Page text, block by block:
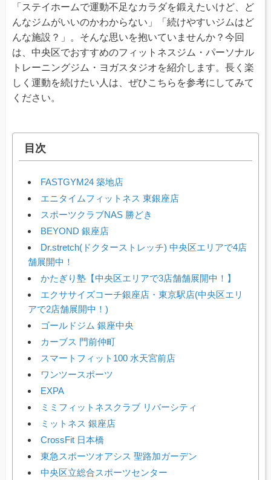
「ステイホームで運動不足なカラダを鍛えたいけど、ど
んなジムがいいのかわからない」「続けやすいジムはど
んな施設？」。そんな思いを抱いていませんか？今回
は、中央区でおすすめのフィットネスジム・パーソナル
トレーニングジム・ヨガスタジオを紹介します。長く楽
しく運動を続けたい人は、ぜひこちらを参考にしてみて
ください。
目次
FASTGYM24 築地店
エニタイムフィットネス 東銀座店
スポーツクラブNAS 勝どき
BEYOND 銀座店
Dr.stretch(ドクターストレッチ) 中央区エリアで4店
舗展開中！
かたぎり塾【中央区エリアで3店舗舗展開中！】
エクササイズコーチ銀座店・東京駅店(中央区エリ
アで2店舗展開中！)
ゴールドジム 銀座中央
カーブス 門前仲町
スマートフィット100 水天宮前店
ワンツースポーツ
EXPA
ミミフィットネスクラブ リバーシティ
ミットネス 銀座店
CrossFit 日本橋
東急スポーツオアシス 聖路加ガーデン
中央区立総合スポーツセンター